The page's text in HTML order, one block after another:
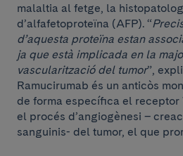
malaltia al fetge, la
d’alfafetoproteïna (AFP). “
d’aquesta proteïna estan
ja que està implicada en la
vascularització del tumor”,
Ramucirumab és un anticòs
de forma específica el receptor
el procés d’angiogènesi –
sanguinis- del tumor, el que